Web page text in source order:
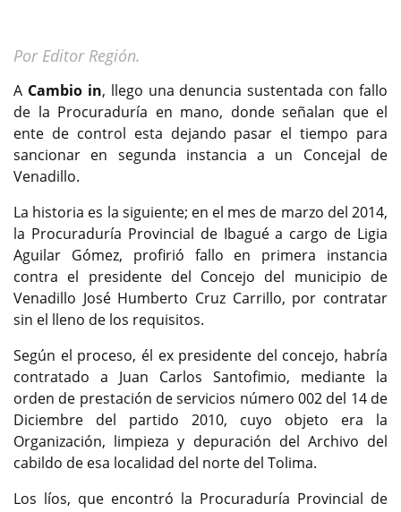
Por Editor Región.
A Cambio in, llego una denuncia sustentada con fallo
de la Procuraduría en mano, donde señalan que el
ente de control esta dejando pasar el tiempo para
sancionar en segunda instancia a un Concejal de
Venadillo.
La historia es la siguiente; en el mes de marzo del 2014,
la Procuraduría Provincial de Ibagué a cargo de Ligia
Aguilar Gómez, profirió fallo en primera instancia
contra el presidente del Concejo del municipio de
Venadillo José Humberto Cruz Carrillo, por contratar
sin el lleno de los requisitos.
Según el proceso, él ex presidente del concejo, habría
contratado a Juan Carlos Santofimio, mediante la
orden de prestación de servicios número 002 del 14 de
Diciembre del partido 2010, cuyo objeto era la
Organización, limpieza y depuración del Archivo del
cabildo de esa localidad del norte del Tolima.
Los líos, que encontró la Procuraduría Provincial de